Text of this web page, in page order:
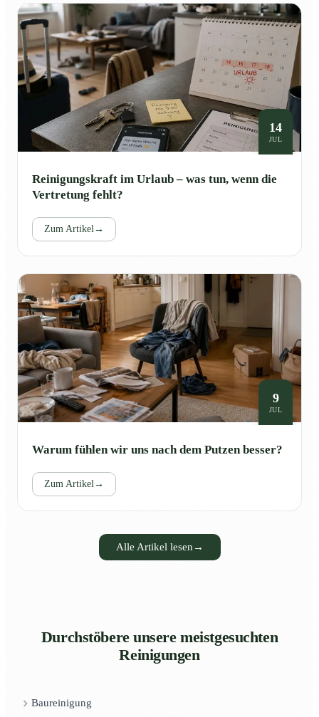
14
JUL
Reinigungskraft im Urlaub – was tun, wenn die
Vertretung fehlt?
Zum Artikel→
9
JUL
Warum fühlen wir uns nach dem Putzen besser?
Zum Artikel→
Alle Artikel lesen →
Durchstöbere unsere meistgesuchten
Reinigungen
Baureinigung